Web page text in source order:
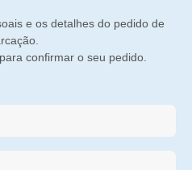
e os detalhes do pedido de
confirmar o seu pedido.